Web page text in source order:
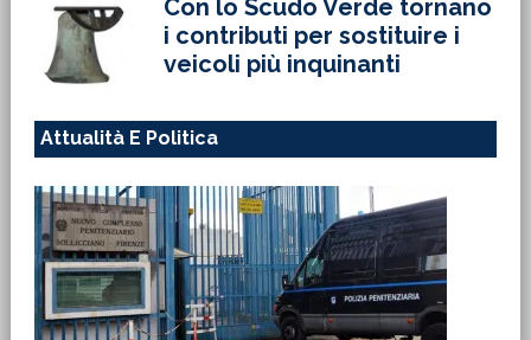
Con lo Scudo Verde tornano
i contributi per sostituire i
veicoli più inquinanti
Attualità E Politica